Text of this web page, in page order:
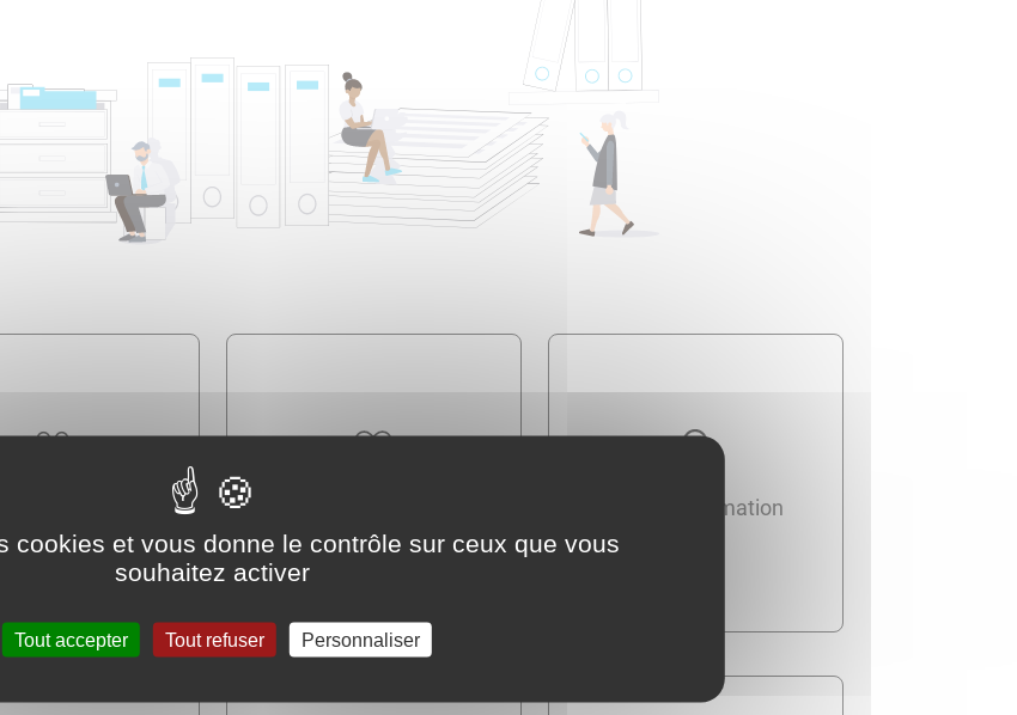
Travail - Formation
cookies et vous donne le contrôle sur ceux que vous
souhaitez activer
Tout accepter Tout refuser Personnaliser